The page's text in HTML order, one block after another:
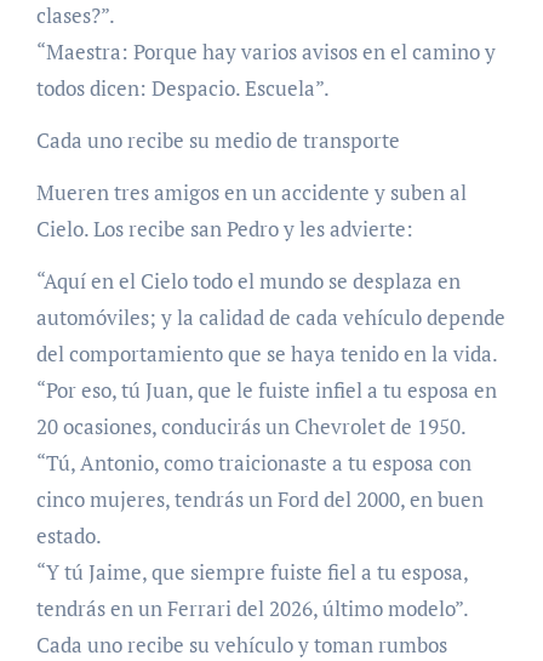
clases?”.
“Maestra: Porque hay varios avisos en el camino y
todos dicen: Despacio. Escuela”.
Cada uno recibe su medio de transporte
Mueren tres amigos en un accidente y suben al
Cielo. Los recibe san Pedro y les advierte:
“Aquí en el Cielo todo el mundo se desplaza en
automóviles; y la calidad de cada vehículo depende
del comportamiento que se haya tenido en la vida.
“Por eso, tú Juan, que le fuiste infiel a tu esposa en
20 ocasiones, conducirás un Chevrolet de 1950.
“Tú, Antonio, como traicionaste a tu esposa con
cinco mujeres, tendrás un Ford del 2000, en buen
estado.
“Y tú Jaime, que siempre fuiste fiel a tu esposa,
tendrás en un Ferrari del 2026, último modelo”.
Cada uno recibe su vehículo y toman rumbos